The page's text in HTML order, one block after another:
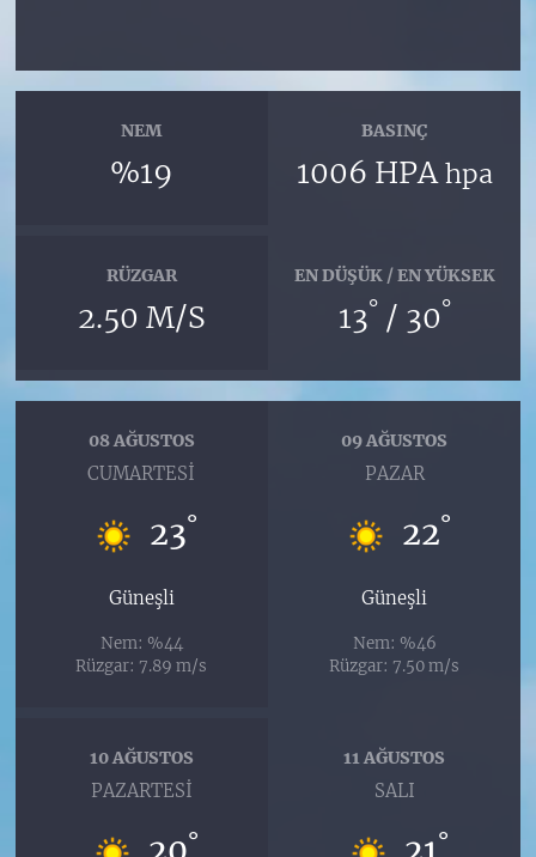
NEM
%19
BASINÇ
1006 HPAhpa
RÜZGAR
2.50 M/S
EN DÜŞÜK / EN YÜKSEK
13° / 30°
08 AĞUSTOS
CUMARTESI
23°
Güneşli
Nem: %44
Rüzgar: 7.89 m/s
09 AĞUSTOS
PAZAR
22°
Güneşli
Nem: %46
Rüzgar: 7.50 m/s
10 AĞUSTOS
PAZARTESI
°
11 AĞUSTOS
SALI
°